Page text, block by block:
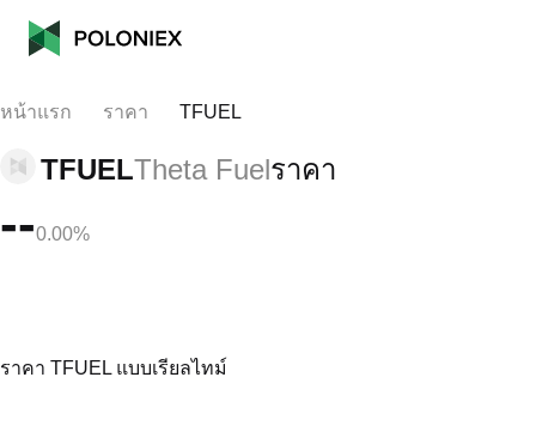
หน้าแรก ราคา TFUEL
TFUELTheta Fuelราคา
--0.00%
ราคา TFUEL แบบเรียลไทม์